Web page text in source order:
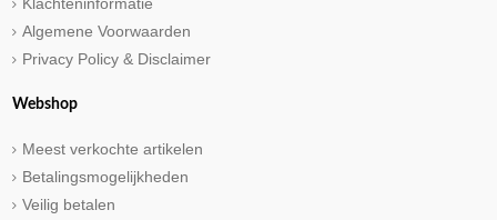
Algemene Voorwaarden
Privacy Policy & Disclaimer
Webshop
Meest verkochte artikelen
Betalingsmogelijkheden
Veilig betalen